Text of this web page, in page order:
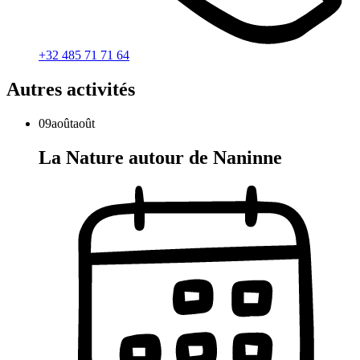
+32 485 71 71 64
Autres activités
09aoûtaoût
La Nature autour de Naninne